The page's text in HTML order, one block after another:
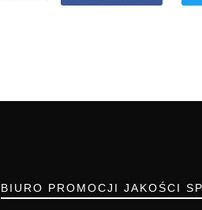
BIURO PROMOCJI JAKOŚCI